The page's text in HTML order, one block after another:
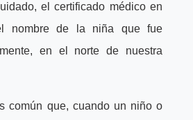
el certificado médico en
nombre de la niña que fue
en el norte de nuestra
común que, cuando un niño o